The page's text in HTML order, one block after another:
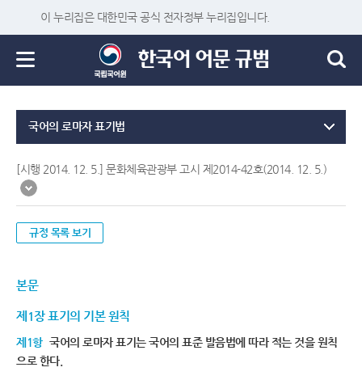
이 누리집은 대한민국 공식 전자정부 누리집입니다.
국어의 로마자 표기법
[시행 2014. 12. 5.] 문화체육관광부 고시 제2014-42호(2014. 12. 5.)
규정 목록 보기
본문
제1장 표기의 기본 원칙
제1항 국어의 로마자 표기는 국어의 표준 발음법에 따라 적는 것을 원칙
으로 한다.